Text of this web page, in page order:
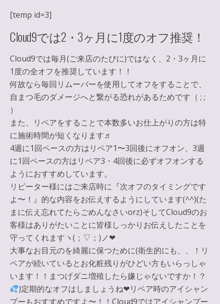
[temp id=3]
Cloud9では2・3ヶ月に1度のオフ推奨！
Cloud9では毎月(ご来店のたびに)ではなく、2・3ヶ月に
1度の全オフを推奨しています！！
何故なら毎回リムーバーを使用してオフをすることで、
自まつ毛のダメージへと繋がる恐れがあるためです（ ; ;
）
また、リペアをすることで本数多いお仕上がりの方は特
に施術時間が短くなります♬
4週に1回ペースの方はリペア1〜3回後にオフオン、3週
に1回ペースの方はリペア3・4回後に必ずオフオンする
ようにおすすめしています。
リピーター様にはご来店時に『次オフのタイミングです
よ〜！』的な内容をお伝えするようにしています(^^)(た
まに伝え忘れてたらごめんなさいorz)そしてCloud9のお
客様はありがたいことに皆様しっかりお伝えしたことを
守ってくれますヽ(；▽；)ノ❤︎
大事なお目元のを綺麗に保つために(衛生的にも、、！ リ
ペアが続いているとお化粧残りがひどい方もいらっしゃ
います！！ まつげダニ増殖したら嫌じゃないですか！？
)定期的なオフはしましょうね❤︎リペア時のアイシャン
プーもおすすめですよ〜！！Cloud9ではアイシャンプー